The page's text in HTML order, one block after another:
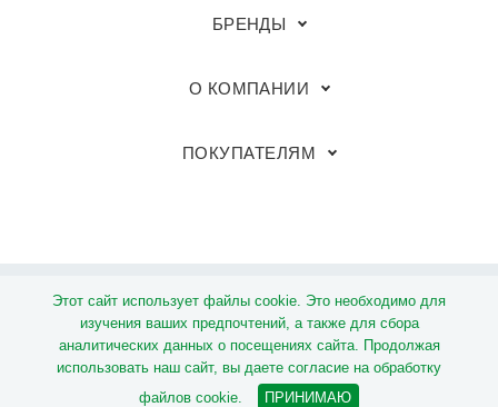
БРЕНДЫ
О КОМПАНИИ
ПОКУПАТЕЛЯМ
© Группа компаний «Megaflex»
Политика обработки персональных данных
Этот сайт использует файлы cookie. Это необходимо для
изучения ваших предпочтений, а также для сбора
аналитических данных о посещениях сайта. Продолжая
использовать наш сайт, вы даете согласие на обработку
файлов cookie.
ПРИНИМАЮ